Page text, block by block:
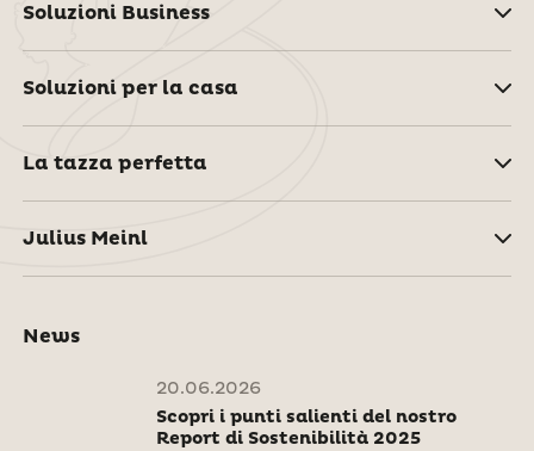
Soluzioni Business
Soluzioni per la casa
La tazza perfetta
Julius Meinl
News
20.06.2026
Scopri i punti salienti del nostro
Report di Sostenibilità 2025